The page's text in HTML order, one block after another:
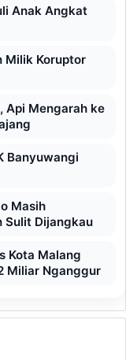
Anak Angkat
Milik Koruptor
Api Mengarah ke
Banyuwangi
Masih
Sulit Dijangkau
Kota Malang
Miliar Nganggur